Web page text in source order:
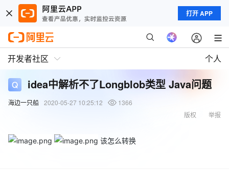
打开 APP
开发者社区 个人
idea中解析不了Longblob类型 Java问题
海边一只船 2020-05-27 10:25:12
1366
举报
版权
该怎么转换